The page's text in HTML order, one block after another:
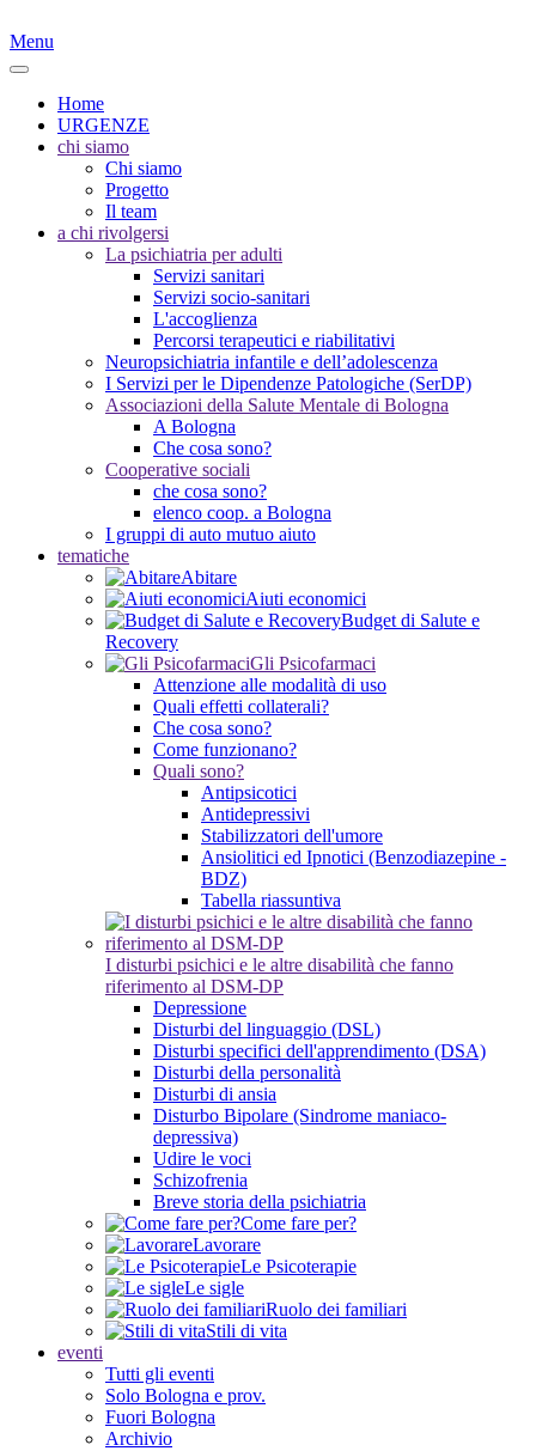
Menu
Home
URGENZE
chi siamo
Chi siamo
Progetto
Il team
a chi rivolgersi
La psichiatria per adulti
Servizi sanitari
Servizi socio-sanitari
L'accoglienza
Percorsi terapeutici e riabilitativi
Neuropsichiatria infantile e dell’adolescenza
I Servizi per le Dipendenze Patologiche (SerDP)
Associazioni della Salute Mentale di Bologna
A Bologna
Che cosa sono?
Cooperative sociali
che cosa sono?
elenco coop. a Bologna
I gruppi di auto mutuo aiuto
tematiche
Abitare
Aiuti economici
Budget di Salute e
Recovery
Gli Psicofarmaci
Attenzione alle modalità di uso
Quali effetti collaterali?
Che cosa sono?
Come funzionano?
Quali sono?
Antipsicotici
Antidepressivi
Stabilizzatori dell'umore
Ansiolitici ed Ipnotici (Benzodiazepine -
BDZ)
Tabella riassuntiva
I disturbi psichici e le altre disabilità che fanno
riferimento al DSM-DP
Depressione
Disturbi del linguaggio (DSL)
Disturbi specifici dell'apprendimento (DSA)
Disturbi della personalità
Disturbi di ansia
Disturbo Bipolare (Sindrome maniaco-
depressiva)
Udire le voci
Schizofrenia
Breve storia della psichiatria
Come fare per?
Lavorare
Le Psicoterapie
Le sigle
Ruolo dei familiari
Stili di vita
eventi
Tutti gli eventi
Solo Bologna e prov.
Fuori Bologna
Archivio